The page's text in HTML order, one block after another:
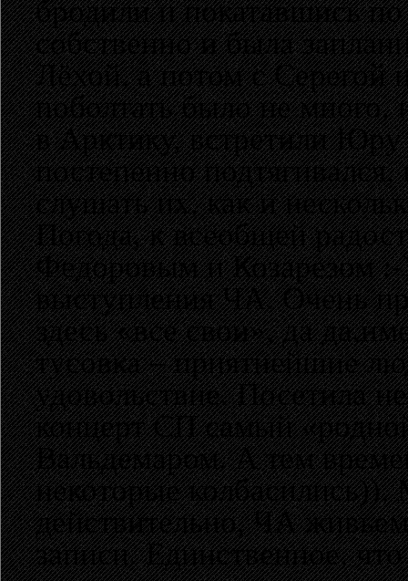
бродили и покатавшись
собственно и была
Лёхой, а потом с Серегой
поболтать было не
в Арктику, встретили
постепенно
слушать их, как и
Погода, к всеобщей
Федоровым и Козарезом :-
выступления ЧА. Очень
здесь «все свои», да
тусовка – приятнейшие
удовольствие. Посетила
концерт СП самый
Вальдемаром. А тем
некоторые
действительно, ЧА
записи. Единственное,